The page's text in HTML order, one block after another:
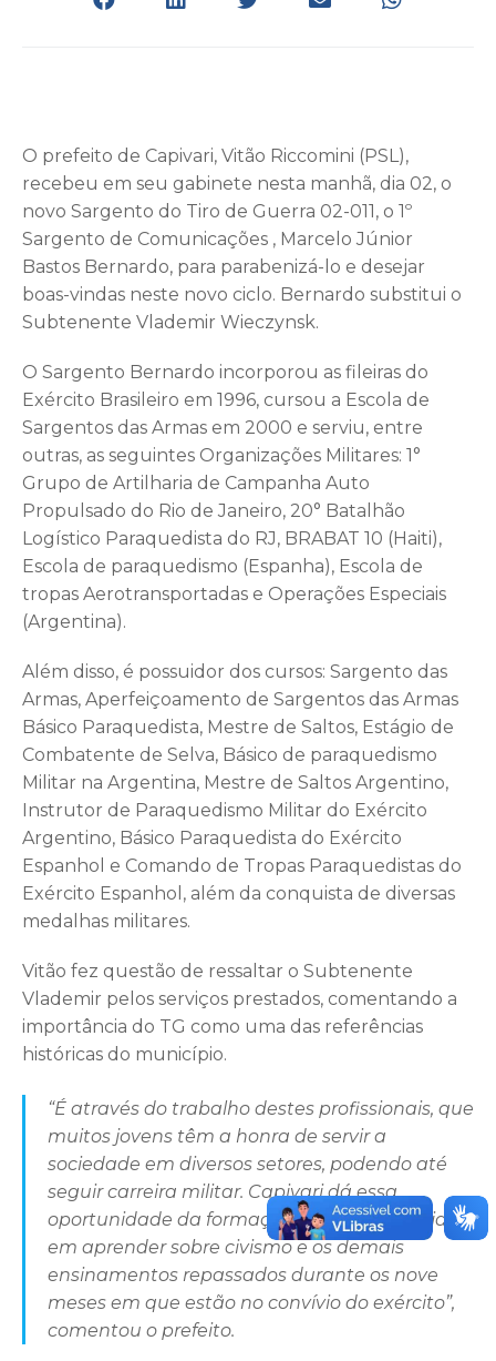
O prefeito de Capivari, Vitão Riccomini (PSL),
recebeu em seu gabinete nesta manhã, dia 02, o
novo Sargento do Tiro de Guerra 02-011, o 1º
Sargento de Comunicações , Marcelo Júnior
Bastos Bernardo, para parabenizá-lo e desejar
boas-vindas neste novo ciclo. Bernardo substitui o
Subtenente Vlademir Wieczynsk.
O Sargento Bernardo incorporou as fileiras do
Exército Brasileiro em 1996, cursou a Escola de
Sargentos das Armas em 2000 e serviu, entre
outras, as seguintes Organizações Militares: 1°
Grupo de Artilharia de Campanha Auto
Propulsado do Rio de Janeiro, 20° Batalhão
Logístico Paraquedista do RJ, BRABAT 10 (Haiti),
Escola de paraquedismo (Espanha), Escola de
tropas Aerotransportadas e Operações Especiais
(Argentina).
Além disso, é possuidor dos cursos: Sargento das
Armas, Aperfeiçoamento de Sargentos das Armas
Básico Paraquedista, Mestre de Saltos, Estágio de
Combatente de Selva, Básico de paraquedismo
Militar na Argentina, Mestre de Saltos Argentino,
Instrutor de Paraquedismo Militar do Exército
Argentino, Básico Paraquedista do Exército
Espanhol e Comando de Tropas Paraquedistas do
Exército Espanhol, além da conquista de diversas
medalhas militares.
Vitão fez questão de ressaltar o Subtenente
Vlademir pelos serviços prestados, comentando a
importância do TG como uma das referências
históricas do município.
“É através do trabalho destes profissionais, que
muitos jovens têm a honra de servir a
sociedade em diversos setores, podendo até
seguir carreira militar. Capivari dá essa
oportunidade da formação e da experiência
em aprender sobre civismo e os demais
ensinamentos repassados durante os nove
meses em que estão no convívio do exército”,
comentou o prefeito.